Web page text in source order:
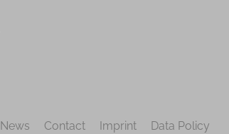
News Contact Imprint Data Policy